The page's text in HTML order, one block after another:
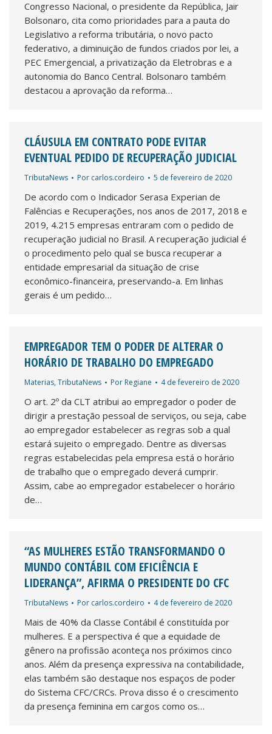
Congresso Nacional, o presidente da República, Jair
Bolsonaro, cita como prioridades para a pauta do
Legislativo a reforma tributária, o novo pacto
federativo, a diminuição de fundos criados por lei, a
PEC Emergencial, a privatização da Eletrobras e a
autonomia do Banco Central. Bolsonaro também
destacou a aprovação da reforma…
CLÁUSULA EM CONTRATO PODE EVITAR
EVENTUAL PEDIDO DE RECUPERAÇÃO JUDICIAL
TributaNews Por carlos.cordeiro 5 de fevereiro de 2020
De acordo com o Indicador Serasa Experian de
Falências e Recuperações, nos anos de 2017, 2018 e
2019, 4.215 empresas entraram com o pedido de
recuperação judicial no Brasil. A recuperação judicial é
o procedimento pelo qual se busca recuperar a
entidade empresarial da situação de crise
econômico-financeira, preservando-a. Em linhas
gerais é um pedido…
EMPREGADOR TEM O PODER DE ALTERAR O
HORÁRIO DE TRABALHO DO EMPREGADO
Materias,TributaNews Por Regiane 4 de fevereiro de 2020
O art. 2º da CLT atribui ao empregador o poder de
dirigir a prestação pessoal de serviços, ou seja, cabe
ao empregador estabelecer as regras sob a qual
estará sujeito o empregado. Dentre as diversas
regras estabelecidas pela empresa está o horário
de trabalho que o empregado deverá cumprir.
Assim, cabe ao empregador estabelecer o horário
de…
“AS MULHERES ESTÃO TRANSFORMANDO O
MUNDO CONTÁBIL COM EFICIÊNCIA E
LIDERANÇA”, AFIRMA O PRESIDENTE DO CFC
TributaNews Por carlos.cordeiro 4 de fevereiro de 2020
Mais de 40% da Classe Contábil é constituída por
mulheres. E a perspectiva é que a equidade de
gênero na profissão aconteça nos próximos cinco
anos. Além da presença expressiva na contabilidade,
elas também são destaque nos espaços de poder
do Sistema CFC/CRCs. Prova disso é o crescimento
da presença feminina em cargos como os…